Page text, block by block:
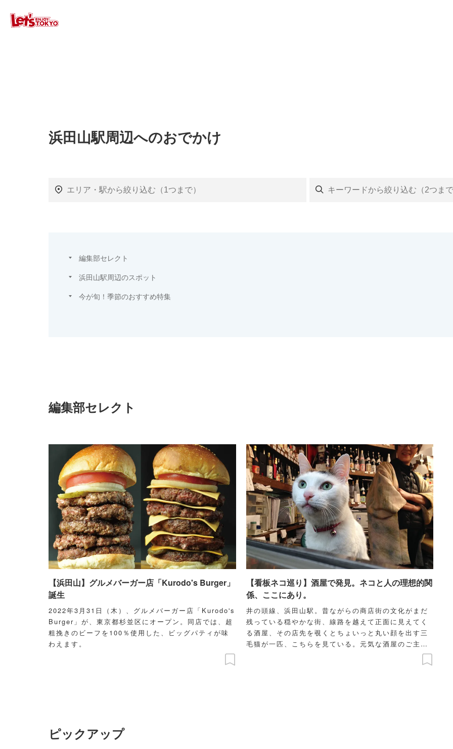
浜田山駅周辺へのおでかけ
編集部セレクト
浜田山駅周辺のスポット
今が旬！季節のおすすめ特集
編集部セレクト
【浜田山】グルメバーガー店「Kurodo's Burger」
誕生
2022年3月31日（木）、グルメバーガー店「Kurodo's
Burger」が、東京都杉並区にオープン。同店では、超
粗挽きのビーフを100％使用した、ビッグパティが味
わえます。
【看板ネコ巡り】酒屋で発見。ネコと人の理想的関
係、ここにあり。
井の頭線、浜田山駅。昔ながらの商店街の文化がまだ
残っている穏やかな街、線路を越えて正面に見えてく
る酒屋、その店先を覗くとちょいっと丸い顔を出す三
毛猫が一匹、こちらを見ている。元気な酒屋のご主人
と女将さん、笑顔のお客さんがいて、その間をネコが
するりと通る、いつもと同じ夕暮れ時に、ふらっとひ
ピックアップ